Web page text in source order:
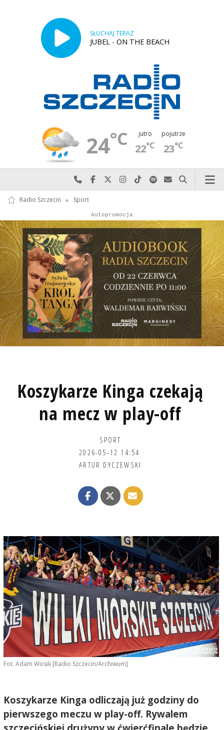
SŁUCHAJ TERAZ
JUBEL - ON THE BEACH
24°C jutro
22°C
pojutrze
23°C
Najlepiej po prostu do nas zadzwoń
Odwiedź nas na Facebook-u
Odwiedź nas na X
Odwiedź nas na Instagram-ie
Odwiedź nas na TikTok-u
Szukaj nas na Spotify
Wyślij do nas
Szukaj
Radio Szczecin » Sport
Reklama
Autopromocja
Koszykarze Kinga czekają
na mecz w play-off
SPORT
2026-05-12 14:54
ARTUR DYCZEWSKI
Fot. Adam Wosik [Radio Szczecin/Archiwum]
Koszykarze Kinga odliczają już godziny do
pierwszego meczu w play-off. Rywalem